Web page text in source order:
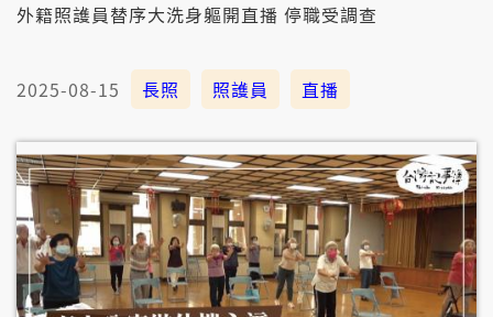
外籍照護員替序大洗身軀開直播 停職受調查
2025-08-15 長照 照護員 直播